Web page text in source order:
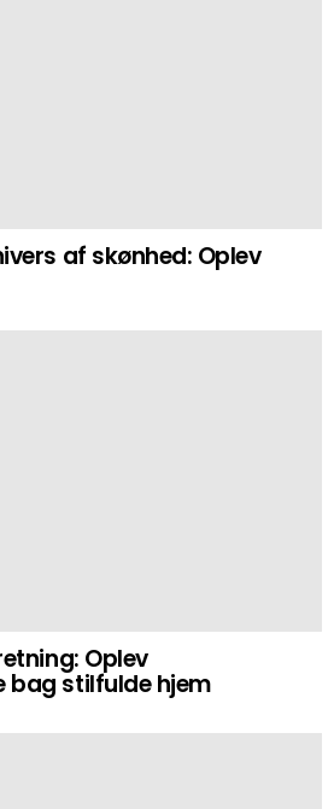
af skønhed: Oplev
Oplev
bag stilfulde hjem